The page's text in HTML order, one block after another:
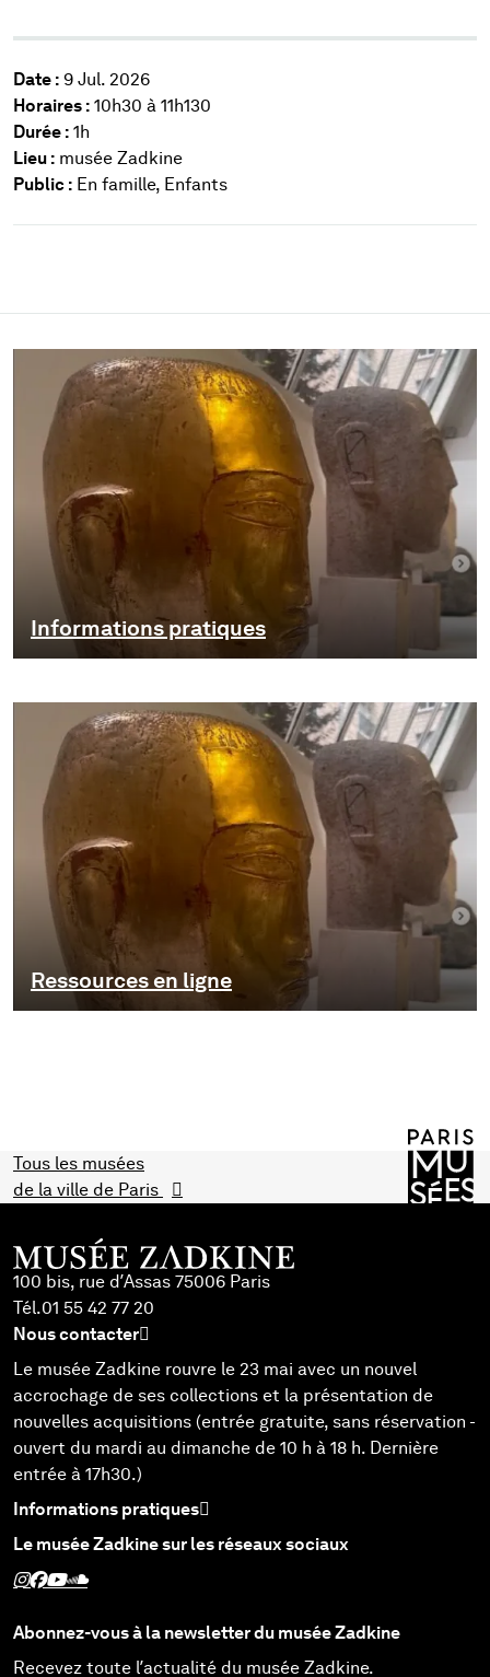
Date : 9 Jul. 2026
Horaires : 10h30 à 11h130
Durée : 1h
Lieu : musée Zadkine
Public : En famille, Enfants
Informations pratiques
Ressources en ligne
Tous les musées
de la ville de Paris
100 bis, rue d’Assas 75006 Paris
Tél.01 55 42 77 20
Nous contacter
Le musée Zadkine rouvre le 23 mai avec un nouvel
accrochage de ses collections et la présentation de
nouvelles acquisitions (entrée gratuite, sans réservation -
ouvert du mardi au dimanche de 10 h à 18 h. Dernière
entrée à 17h30.)
Informations pratiques
Le musée Zadkine sur les réseaux sociaux
Suivez Zadkine sur Instagram - Nouvelle fenêtre
Suivez Zadkine sur Facebook - Nouvelle fenêtre
Suivez Zadkine sur Youtube - Nouvelle fenêtre
Suivez Zadkine sur SoundCloud - Nouvelle fenêtre
Abonnez-vous à la newsletter du musée Zadkine
Recevez toute l’actualité du musée Zadkine.